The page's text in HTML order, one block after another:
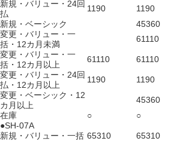
新規・バリュー・24回
払
1190 1190
新規・ベーシック
45360
変更・バリュー・一
括・12カ月未満
61110
変更・バリュー・一
括・12カ月以上
61110 61110
変更・バリュー・24回
払・12カ月以上
1190 1190
変更・ベーシック・12
カ月以上
45360
在庫
○ ○
●SH-07A
新規・バリュー・一括 65310 65310